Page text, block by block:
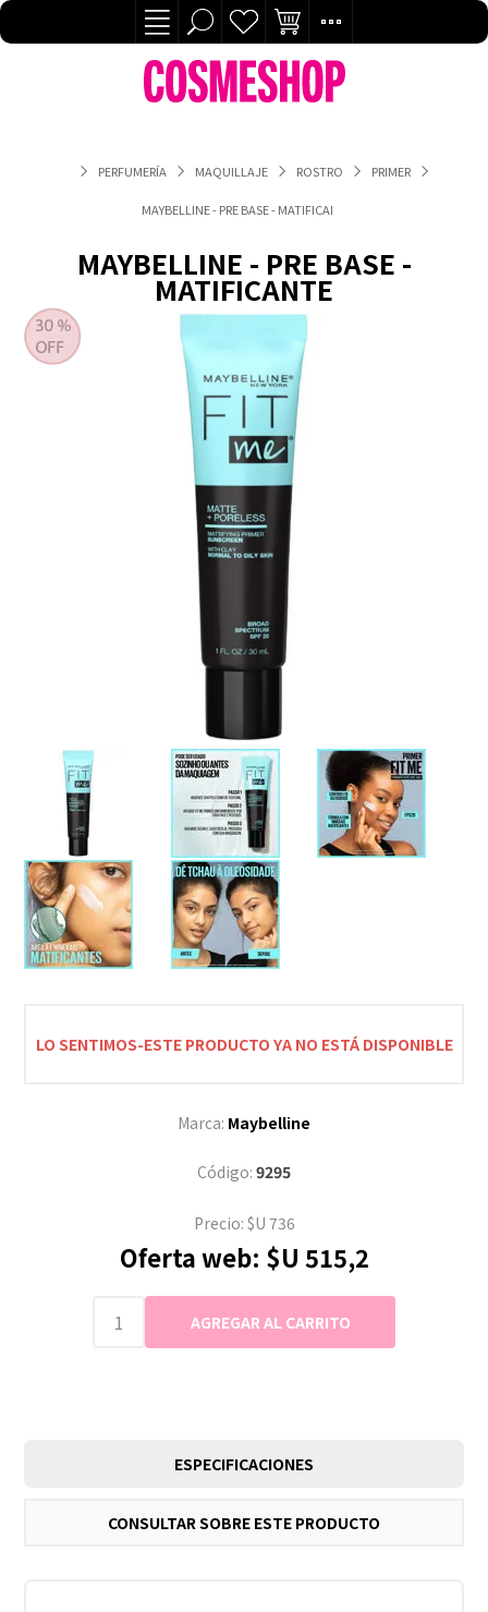
PERFUMERÍA MAQUILLAJE ROSTRO PRIMER
MAYBELLINE - PRE BASE - MATIFICANTE
MAYBELLINE - PRE BASE -
MATIFICANTE
LO SENTIMOS-ESTE PRODUCTO YA NO ESTÁ DISPONIBLE
Marca: Maybelline
Código: 9295
Precio: $U 736
Oferta web: $U 515,2
ESPECIFICACIONES
CONSULTAR SOBRE ESTE PRODUCTO